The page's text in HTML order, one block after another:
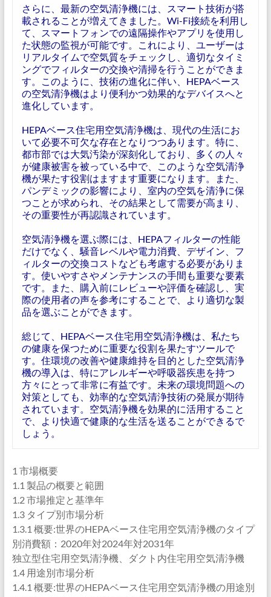
さらに、最新の空気清浄機には、スマート技術が搭
載されることが増えてきました。Wi-Fi接続を利用し
て、スマートフォンでの遠隔操作やアプリを使用し
た状態の監視が可能です。これにより、ユーザーは
リアルタイムで空気質をチェックし、適切なタイミ
ングでフィルターの交換や清掃を行うことができま
す。このように、技術の進化に伴い、HEPAベース
の空気清浄機はより便利かつ効果的なデバイスへと
進化しています。
HEPAベース住宅用空気清浄機は、現代の生活にお
いて必要不可欠な存在となりつつあります。特に、
都市部では大気汚染が深刻化しており、多くの人々
が健康被害を被っている中で、このような空気清浄
機が果たす役割はますます重要になります。また、
パンデミックの影響により、室内の空気を清浄に保
つことが求められ、その結果として需要が高まり、
その重要性が再認識されています。
空気清浄機を選ぶ際には、HEPAフィルターの性能
だけでなく、騒音レベルや電力消費、デザイン、フ
ィルターの交換コストなども考慮する必要がありま
す。使いやすさやメンテナンスの手間も重要な要素
です。また、購入前にレビューや評価を確認し、実
際の使用者の声を参考にすることで、より適切な製
品を選ぶことができます。
総じて、HEPAベース住宅用空気清浄機は、私たち
の健康を保つために重要な役割を果たすツールで
す。住環境の改善や健康維持を目的とした空気清浄
機の導入は、特にアレルギーや呼吸器疾患を持つ
方々にとって非常に有益です。未来の環境問題への
対策としても、効率的な空気清浄技術の発展が期待
されています。空気清浄機を効果的に活用すること
で、より快適で健康的な生活を送ることができるで
しょう。
1 市場概要
1.1 製品の概要と範囲
1.2 市場推定と基準年
1.3 タイプ別市場分析
1.3.1 概要:世界のHEPAベース住宅用空気清浄機のタイプ
別消費額：2020年対2024年対2031年
独立型住宅用空気清浄機、ダクト内住宅用空気清浄機
1.4 用途別市場分析
1.4.1 概要:世界のHEPAベース住宅用空気清浄機の用途別